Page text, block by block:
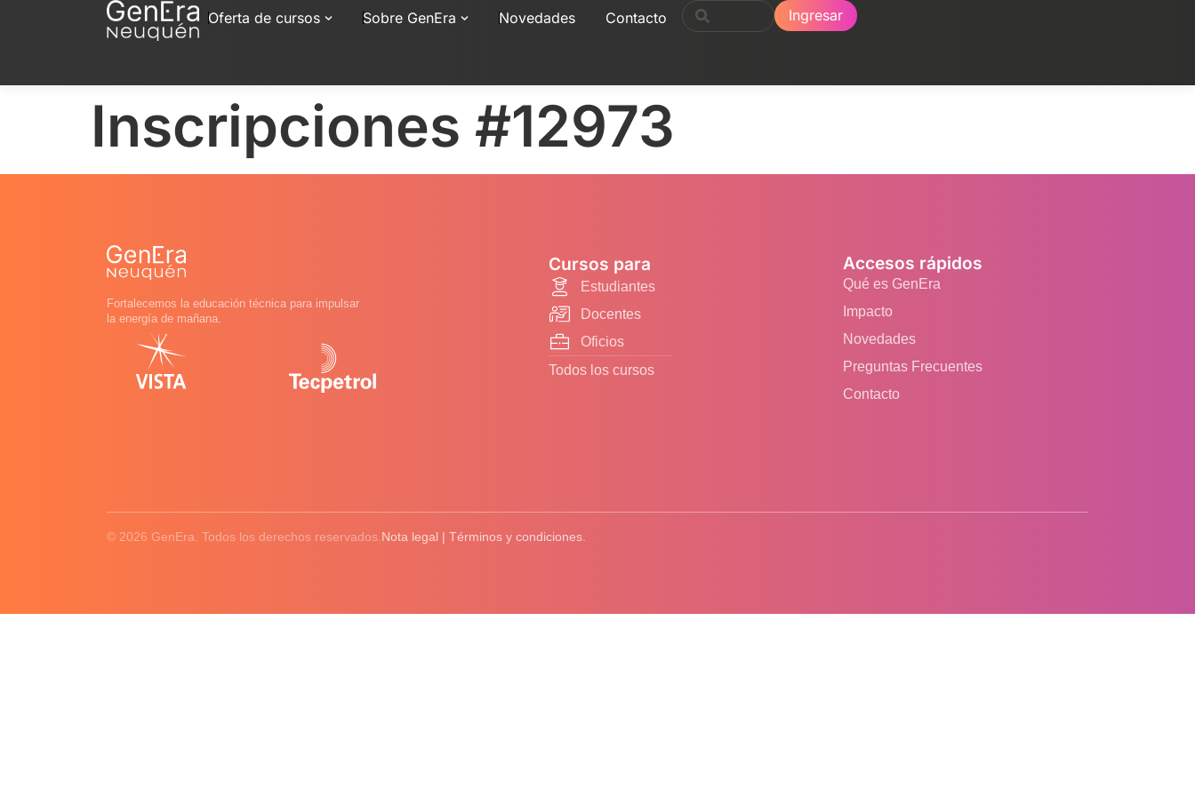
Oferta de cursos Sobre GenEra Novedades Contacto Ingresar
Inscripciones #12973
Fortalecemos la educación técnica para impulsar
la energía de mañana.
Cursos para
Estudiantes
Docentes
Oficios
Todos los cursos
Accesos rápidos
Qué es GenEra
Impacto
Novedades
Preguntas Frecuentes
Contacto
© 2026 GenEra. Todos los derechos reservados. Nota legal | Términos y condiciones.